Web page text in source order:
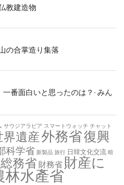
教建造物
の合掌造り集落
」一番面白いと思ったのは？- みん
サウジアラビア スマートウォッチ チャット
界遺産外務省復興
科学省 新製品 旅行 日韓文化交流 暗
総務省 財務省 財産に
林水產省